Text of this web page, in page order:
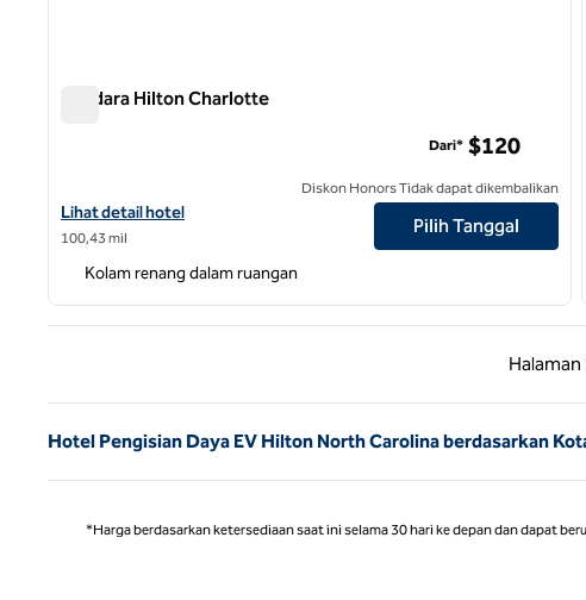
Bandara Hilton Charlotte
Lihat detail hotel untuk Bandara Hilton Charlotte
Lihat detail hotel
100,43 mil
Dari* $120
Diskon Honors Tidak dapat dikembalikan
Pilih Tanggal
Kolam renang dalam ruangan
Halaman
Halaman
Hotel Pengisian Daya EV Hilton North Carolina berdasarkan
*Harga berdasarkan ketersediaan saat ini selama 30 hari ke depan dan dapat